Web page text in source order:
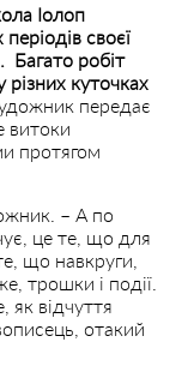
Іолоп
своєї
Багато робіт
різних куточках
передає
витоки
протягом
– А по
це те, що для
що навкруги,
трошки і події.
як відчуття
отакий